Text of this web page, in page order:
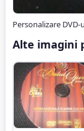
Personalizare
Alte imagini